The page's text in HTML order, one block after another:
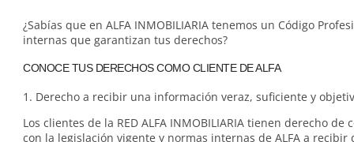
¿Sabías que en ALFA INMOBILIARIA tenemos un Código
internas que garantizan tus derechos?
CONOCE TUS DERECHOS COMO CLIENTE DE ALFA
1. Derecho a recibir una información veraz, suficiente y
Los clientes de la RED ALFA INMOBILIARIA tienen derecho de
con la legislación vigente y normas internas de ALFA a recibir